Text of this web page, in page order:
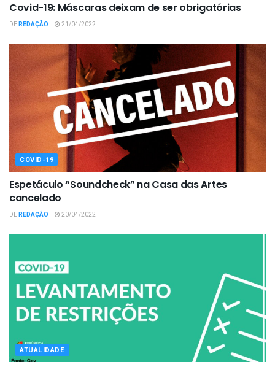
Covid-19: Máscaras deixam de ser obrigatórias
DEREDAÇÃO 21/04/2022
COVID-19
Espetáculo “Soundcheck” na Casa das Artes
cancelado
DEREDAÇÃO 20/04/2022
ATUALIDADE